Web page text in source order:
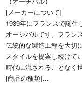
[メーカーについて]
1939年にフランスで誕
オーシバルです。フラン
伝統的な製造工程を大切
スタイルを提案し続けて
時代に流されることなく
[商品の種類]